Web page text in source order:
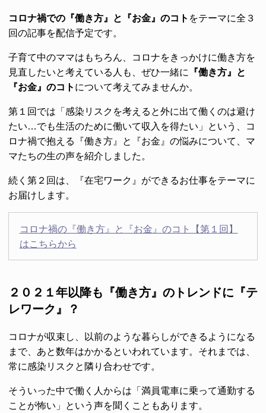
コロナ禍での『働き方』と『お金』のコト をテーマに全３
回の記事を配信予定です。
子育て中のママはもちろん、コロナをきっかけに働き方を
見直したいと考えている人も、ぜひ一緒に
『働き方』と
『お金』のコト について考えてみませんか。
第１回では「感染リスクを考えると外に出て働くのは避け
たい…でも生活のために働いて収入を得たい」という、コ
ロナ禍で抱える『働き方』と『お金』の悩みについて、マ
マたちの生の声を紹介しました。
続く第２回は、『在宅ワーク』ができるお仕事をテーマに
お届けします。
コロナ禍の『働き方』と『お金』のコト【第１回】
はこちらから
２０２１年以降も『働き方』のトレンドに『テ
レワーク』？
コロナが収束し、以前のような暮らしができるようになる
まで、あと数年はかかるといわれています。それまでは、
常に感染リスクと隣り合わせです。
そういった中で働く人からは「満員電車に乗って通勤する
ことが怖い」という声を聞くこともあります。